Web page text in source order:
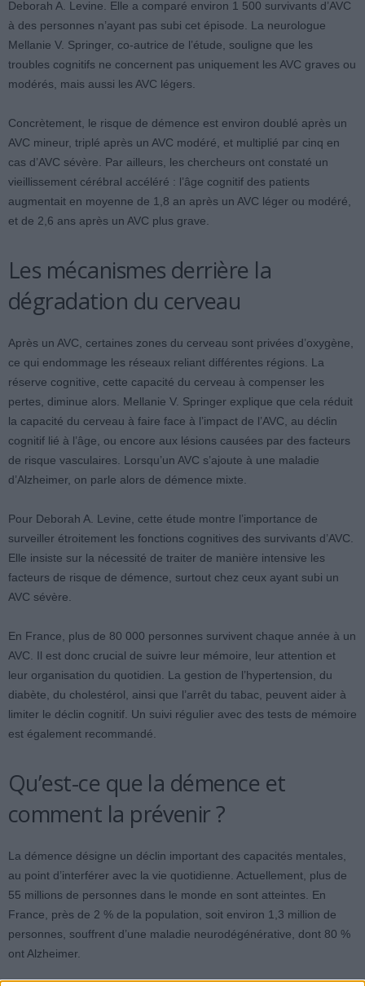
Deborah A. Levine. Elle a comparé environ 1 500 survivants d’AVC
à des personnes n’ayant pas subi cet épisode. La neurologue
Mellanie V. Springer, co-autrice de l’étude, souligne que les
troubles cognitifs ne concernent pas uniquement les AVC graves ou
modérés, mais aussi les AVC légers.
Concrètement, le risque de démence est environ doublé après un
AVC mineur, triplé après un AVC modéré, et multiplié par cinq en
cas d’AVC sévère. Par ailleurs, les chercheurs ont constaté un
vieillissement cérébral accéléré : l’âge cognitif des patients
augmentait en moyenne de 1,8 an après un AVC léger ou modéré,
et de 2,6 ans après un AVC plus grave.
Les mécanismes derrière la
dégradation du cerveau
Après un AVC, certaines zones du cerveau sont privées d’oxygène,
ce qui endommage les réseaux reliant différentes régions. La
réserve cognitive, cette capacité du cerveau à compenser les
pertes, diminue alors. Mellanie V. Springer explique que cela réduit
la capacité du cerveau à faire face à l’impact de l’AVC, au déclin
cognitif lié à l’âge, ou encore aux lésions causées par des facteurs
de risque vasculaires. Lorsqu’un AVC s’ajoute à une maladie
d’Alzheimer, on parle alors de démence mixte.
Pour Deborah A. Levine, cette étude montre l’importance de
surveiller étroitement les fonctions cognitives des survivants d’AVC.
Elle insiste sur la nécessité de traiter de manière intensive les
facteurs de risque de démence, surtout chez ceux ayant subi un
AVC sévère.
En France, plus de 80 000 personnes survivent chaque année à un
AVC. Il est donc crucial de suivre leur mémoire, leur attention et
leur organisation du quotidien. La gestion de l’hypertension, du
diabète, du cholestérol, ainsi que l’arrêt du tabac, peuvent aider à
limiter le déclin cognitif. Un suivi régulier avec des tests de mémoire
est également recommandé.
Qu’est-ce que la démence et
comment la prévenir ?
La démence désigne un déclin important des capacités mentales,
au point d’interférer avec la vie quotidienne. Actuellement, plus de
55 millions de personnes dans le monde en sont atteintes. En
France, près de 2 % de la population, soit environ 1,3 million de
personnes, souffrent d’une maladie neurodégénérative, dont 80 %
ont Alzheimer.